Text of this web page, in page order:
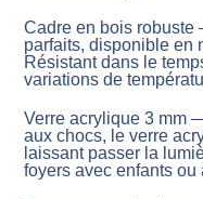
Cadre en bois
parfaits, disponible en
Résistant dans le
variations de
Verre acrylique 3 mm
aux chocs, le verre
laissant passer la
foyers avec enfants ou